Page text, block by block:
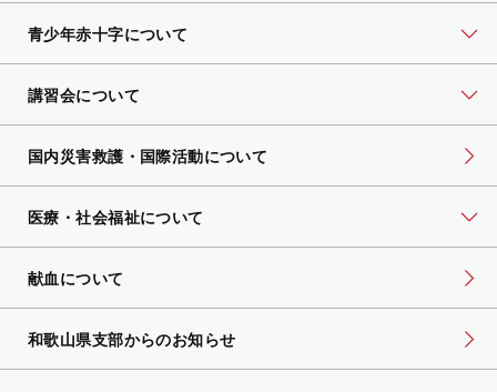
青少年赤十字について
講習会について
国内災害救護・国際活動について
医療・社会福祉について
献血について
和歌山県支部からのお知らせ